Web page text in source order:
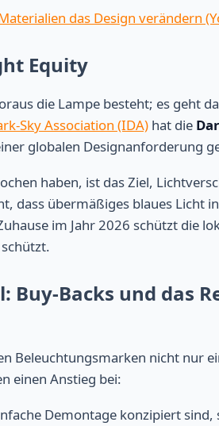
das Design verändern
Equity
die Lampe besteht; es geht
Sky Association (IDA) hat die
globalen Designanforderung
haben, ist das Ziel,
dass übermäßiges blaues Licht
im Jahr 2026 schützt die
Buy-Backs und das
Beleuchtungsmarken nicht nur
einen Anstieg bei:
Demontage konzipiert sind,